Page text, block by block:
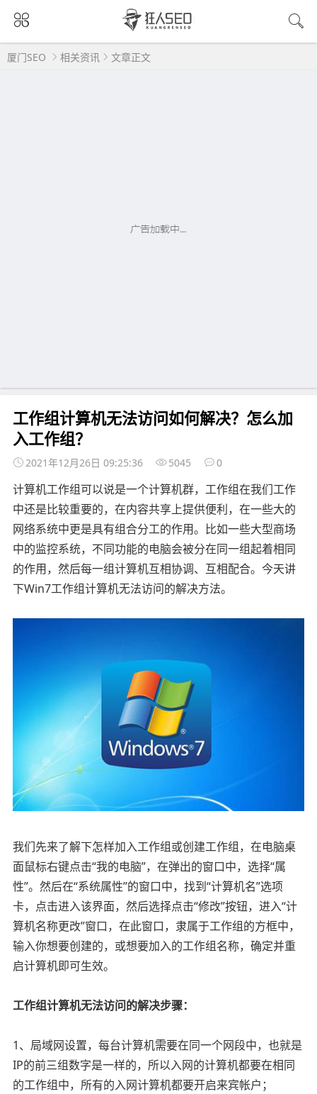
厦门SEO 相关资讯 文章正文
工作组计算机无法访问如何解决？怎么加
入工作组？
2021年12月26日 09:25:36 5045 0
计算机工作组可以说是一个计算机群，工作组在我们工作
中还是比较重要的，在内容共享上提供便利，在一些大的
网络系统中更是具有组合分工的作用。比如一些大型商场
中的监控系统，不同功能的电脑会被分在同一组起着相同
的作用，然后每一组计算机互相协调、互相配合。今天讲
下Win7工作组计算机无法访问的解决方法。
我们先来了解下怎样加入工作组或创建工作组，在电脑桌
面鼠标右键点击“我的电脑”，在弹出的窗口中，选择“属
性”。然后在“系统属性”的窗口中，找到“计算机名”选项
卡，点击进入该界面，然后选择点击“修改”按钮，进入“计
算机名称更改”窗口，在此窗口，隶属于工作组的方框中，
输入你想要创建的，或想要加入的工作组名称，确定并重
启计算机即可生效。
工作组计算机无法访问的解决步骤：
1、局域网设置，每台计算机需要在同一个网段中，也就是
IP的前三组数字是一样的，所以入网的计算机都要在相同
的工作组中，所有的入网计算机都要开启来宾帐户；